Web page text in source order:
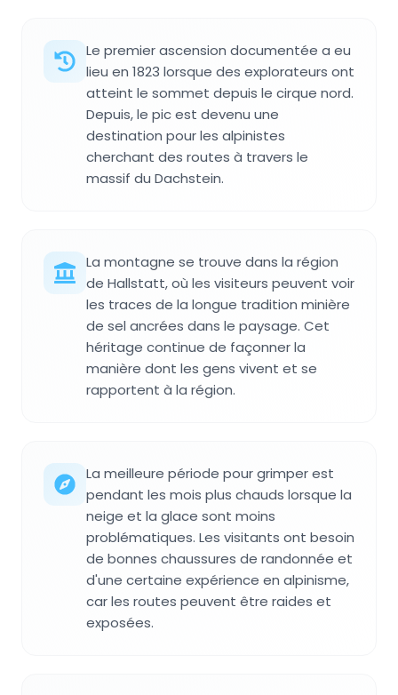
Le premier ascension documentée a eu
lieu en 1823 lorsque des explorateurs ont
atteint le sommet depuis le cirque nord.
Depuis, le pic est devenu une
destination pour les alpinistes
cherchant des routes à travers le
massif du Dachstein.
La montagne se trouve dans la région
de Hallstatt, où les visiteurs peuvent voir
les traces de la longue tradition minière
de sel ancrées dans le paysage. Cet
héritage continue de façonner la
manière dont les gens vivent et se
rapportent à la région.
La meilleure période pour grimper est
pendant les mois plus chauds lorsque la
neige et la glace sont moins
problématiques. Les visitants ont besoin
de bonnes chaussures de randonnée et
d'une certaine expérience en alpinisme,
car les routes peuvent être raides et
exposées.